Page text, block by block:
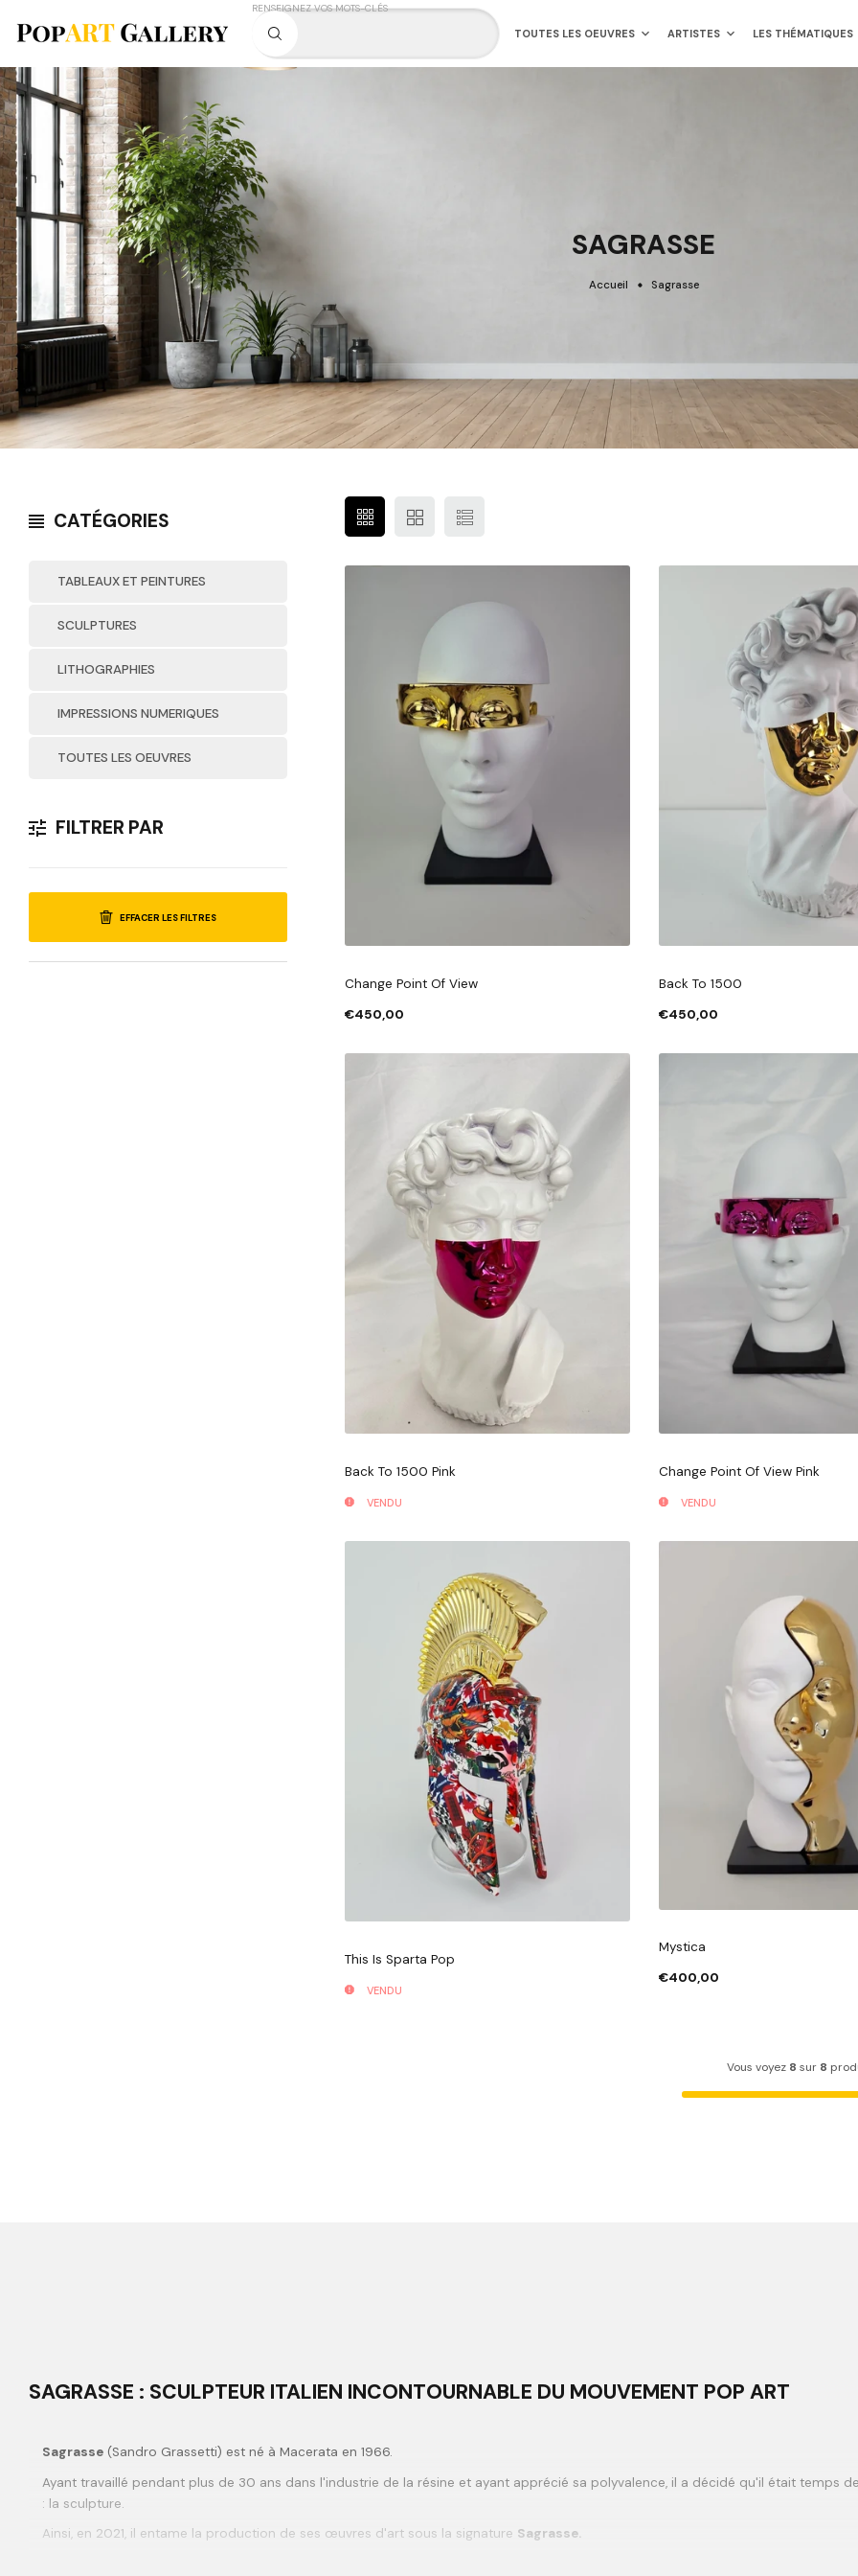
RENSEIGNEZ VOS MOTS-CLÉS
TOUTES LES OEUVRES ARTISTES LES THÉMATIQUES
SAGRASSE
Accueil Sagrasse
CATÉGORIES
TABLEAUX ET PEINTURES
SCULPTURES
LITHOGRAPHIES
IMPRESSIONS NUMERIQUES
TOUTES LES OEUVRES
FILTRER PAR
EFFACER LES FILTRES
Change Point Of View
€450,00
Back To 1500
€450,00
Back To 1500 Pink
VENDU
Change Point Of View Pink
VENDU
This Is Sparta Pop
VENDU
Mystica
€400,00
Vous voyez 8 sur 8
SAGRASSE : SCULPTEUR ITALIEN INCONTOURNABLE DU MOUVEMENT POP ART
Sagrasse (Sandro Grassetti) est né à Macerata en 1966.
Ayant travaillé pendant plus de 30 ans dans l'industrie de la résine et ayant apprécié sa polyvalence, il a décidé qu'il était temps
: la sculpture.
Ainsi, en 2021, il entame la production de ses œuvres d'art sous la signature Sagrasse.